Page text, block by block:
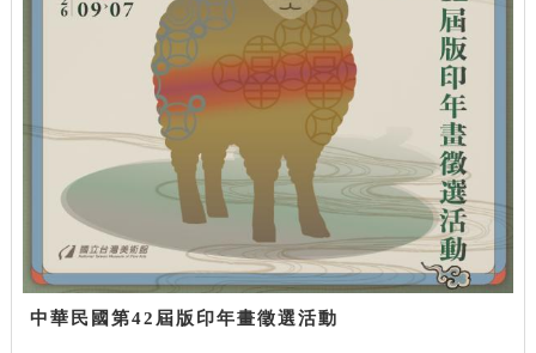
中華民國第42屆版印年畫徵選活動